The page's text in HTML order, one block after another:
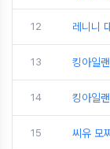
12 레니니
13 킹아일
14 킹아일
15 씨유 모